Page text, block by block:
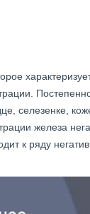
селезенке,
железа
к ряду